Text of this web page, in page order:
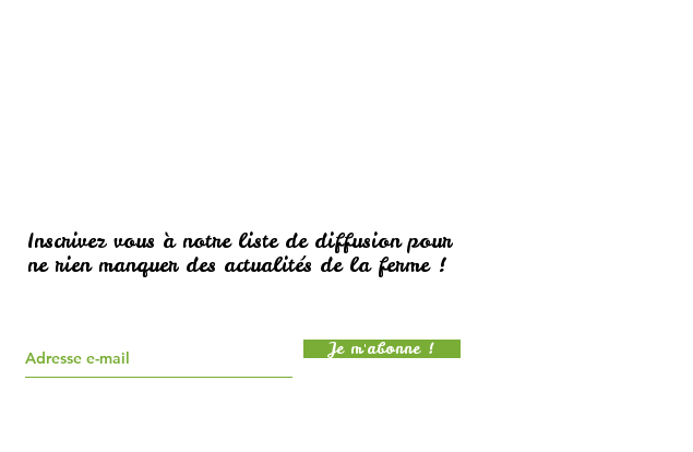
Inscrivez vous à notre liste de diffusion pour
ne rien manquer des actualités de la ferme !
Je m'abonne !